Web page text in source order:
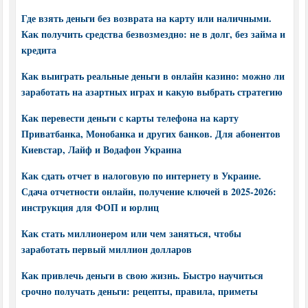
Где взять деньги без возврата на карту или наличными.
Как получить средства безвозмездно: не в долг, без займа и
кредита
Как выиграть реальные деньги в онлайн казино: можно ли
заработать на азартных играх и какую выбрать стратегию
Как перевести деньги с карты телефона на карту
Приватбанка, Монобанка и других банков. Для абонентов
Киевстар, Лайф и Водафон Украина
Как сдать отчет в налоговую по интернету в Украине.
Сдача отчетности онлайн, получение ключей в 2025-2026:
инструкция для ФОП и юрлиц
Как стать миллионером или чем заняться, чтобы
заработать первый миллион долларов
Как привлечь деньги в свою жизнь. Быстро научиться
срочно получать деньги: рецепты, правила, приметы